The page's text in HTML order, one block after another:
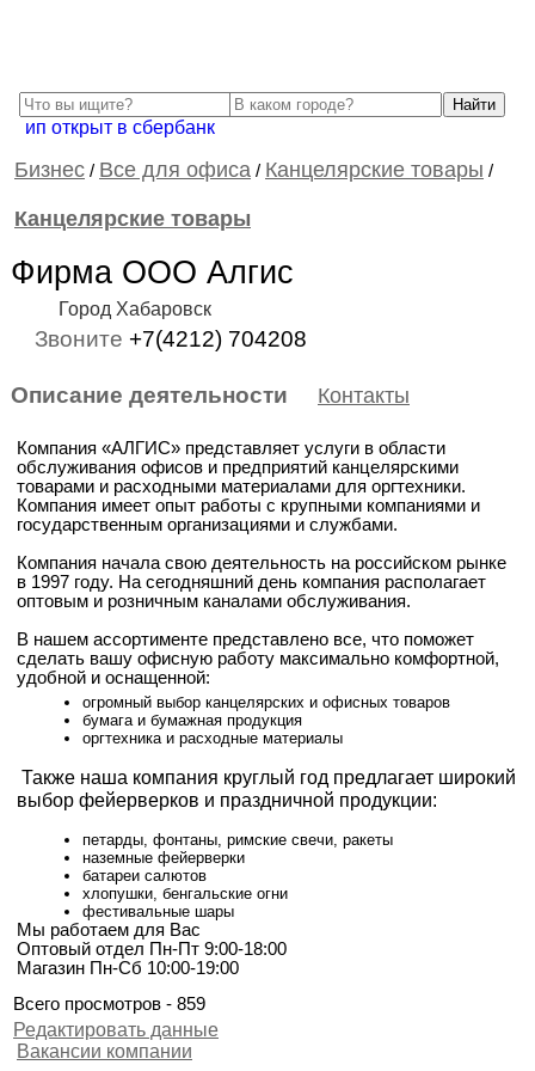
ип открыт в сбербанк
Бизнес / Все для офиса / Канцелярские товары /
Канцелярские товары
Фирма ООО Алгис
Город Хабаровск
Звоните +7(4212) 704208
Описание деятельности Контакты
Компания «АЛГИС» представляет услуги в области
обслуживания офисов и предприятий канцелярскими
товарами и расходными материалами для оргтехники.
Компания имеет опыт работы с крупными компаниями и
государственным организациями и службами.
Компания начала свою деятельность на российском рынке
в 1997 году. На сегодняшний день компания располагает
оптовым и розничным каналами обслуживания.
В нашем ассортименте представлено все, что поможет
сделать вашу офисную работу максимально комфортной,
удобной и оснащенной:
огромный выбор канцелярских и офисных товаров
бумага и бумажная продукция
оргтехника и расходные материалы
Также наша компания круглый год предлагает широкий
выбор фейерверков и праздничной продукции:
петарды, фонтаны, римские свечи, ракеты
наземные фейерверки
батареи салютов
хлопушки, бенгальские огни
фестивальные шары
Мы работаем для Вас
Оптовый отдел Пн-Пт 9:00-18:00
Магазин Пн-Сб 10:00-19:00
Всего просмотров - 859
Редактировать данные
Вакансии компании